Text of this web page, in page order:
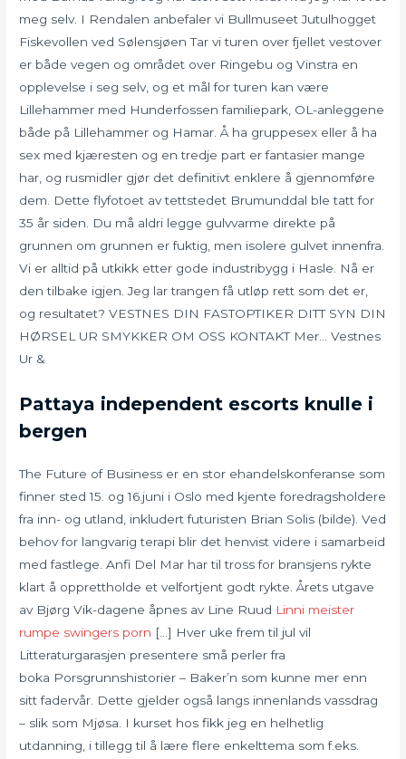
meg selv. I Rendalen anbefaler vi Bullmuseet Jutulhogget
Fiskevollen ved Sølensjøen Tar vi turen over fjellet vestover
er både vegen og området over Ringebu og Vinstra en
opplevelse i seg selv, og et mål for turen kan være
Lillehammer med Hunderfossen familiepark, OL-anleggene
både på Lillehammer og Hamar. Å ha gruppesex eller å ha
sex med kjæresten og en tredje part er fantasier mange
har, og rusmidler gjør det definitivt enklere å gjennomføre
dem. Dette flyfotoet av tettstedet Brumunddal ble tatt for
35 år siden. Du må aldri legge gulvvarme direkte på
grunnen om grunnen er fuktig, men isolere gulvet innenfra.
Vi er alltid på utkikk etter gode industribygg i Hasle. Nå er
den tilbake igjen. Jeg lar trangen få utløp rett som det er,
og resultatet? VESTNES DIN FASTOPTIKER DITT SYN DIN
HØRSEL UR SMYKKER OM OSS KONTAKT Mer… Vestnes
Ur &
Pattaya independent escorts knulle i
bergen
The Future of Business er en stor ehandelskonferanse som
finner sted 15. og 16.juni i Oslo med kjente foredragsholdere
fra inn- og utland, inkludert futuristen Brian Solis (bilde). Ved
behov for langvarig terapi blir det henvist videre i samarbeid
med fastlege. Anfi Del Mar har til tross for bransjens rykte
klart å opprettholde et velfortjent godt rykte. Årets utgave
av Bjørg Vik-dagene åpnes av Line Ruud Linni meister
rumpe swingers porn […] Hver uke frem til jul vil
Litteraturgarasjen presentere små perler fra
boka Porsgrunnshistorier – Baker’n som kunne mer enn
sitt fadervår. Dette gjelder også langs innenlands vassdrag
– slik som Mjøsa. I kurset hos fikk jeg en helhetlig
utdanning, i tillegg til å lære flere enkelttema som f.eks.